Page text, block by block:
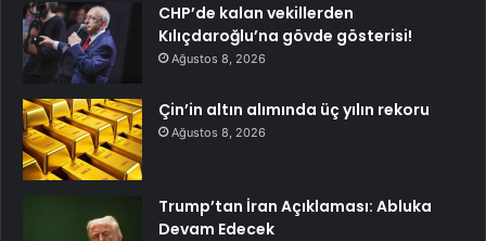
CHP’de kalan vekillerden
Kılıçdaroğlu’na gövde gösterisi!
Ağustos 8, 2026
Çin’in altın alımında üç yılın rekoru
Ağustos 8, 2026
Trump’tan İran Açıklaması: Abluka
Devam Edecek